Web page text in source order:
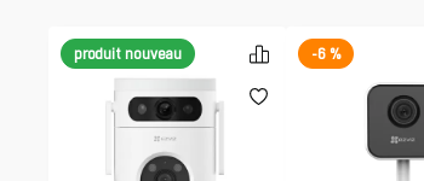
produit nouveau -6 %